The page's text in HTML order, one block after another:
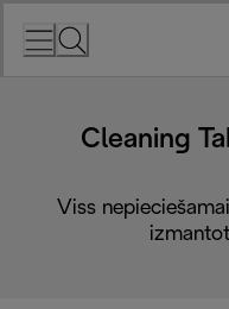
Cleaning
Viss